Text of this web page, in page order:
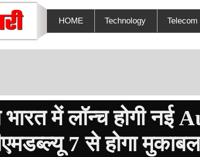
HOME Technology Telecom
में लॉन्च होगी नई
7 से होगा